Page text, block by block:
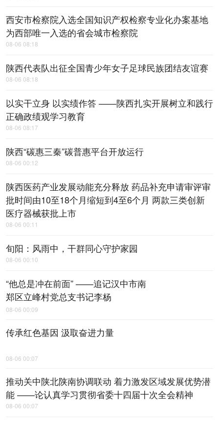
西安市检察院入选全国知识产权检察专业化办案基地
为西部唯一入选的省会城市检察院
08-06 08:18
陕西代表队出征全国青少年女子足球民族团结友谊赛
08-06 08:18
以实干立身 以实绩作答 ——陕西扎实开展树立和践行
正确政绩观学习教育
08-06 08:17
陕西“碳惠三秦”碳普惠平台开放运行
08-06 00:12
陕西医药产业发展动能充分释放 药品补充申请审评审
批时间由10至18个月缩短到4至6个月 两款三类创新
医疗器械获批上市
08-06 00:11
旬阳：风雨中，​干群同心守护家园
08-06 00:10
“他总是冲在前面” ——追记汉中市南
郑区立峰村党总支书记李杨
08-06 00:09
传承红色基因 汲取奋进力量
08-06 00:07
推动关中陕北陕南协调联动 着力激发区域发展优势潜
能 ——论认真学习贯彻省委十四届十次全会精神
08-06 00:07